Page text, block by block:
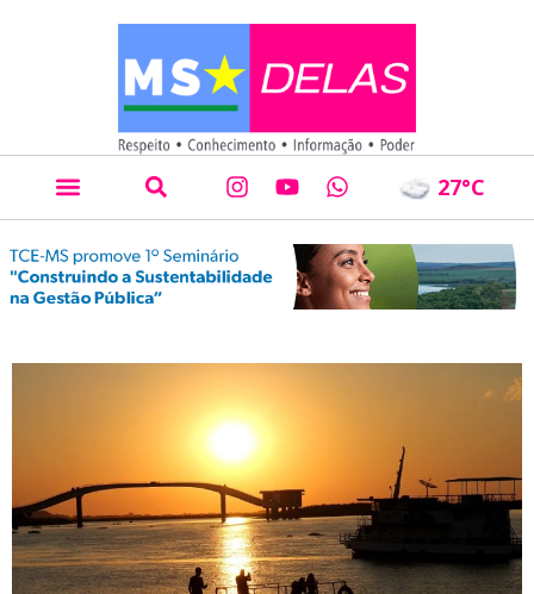
27°C